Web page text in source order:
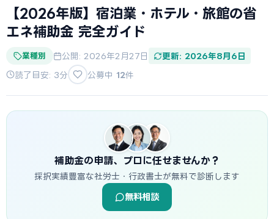
【2026年版】宿泊業・ホテル・旅館の省
エネ補助金 完全ガイド
業種別 公開: 2026年2月27日 更新: 2026年8月6日
読了目安: 3分 公募中 12件
補助金の申請、プロに任せませんか？
採択実績豊富な社労士・行政書士が無料で診断します
無料相談